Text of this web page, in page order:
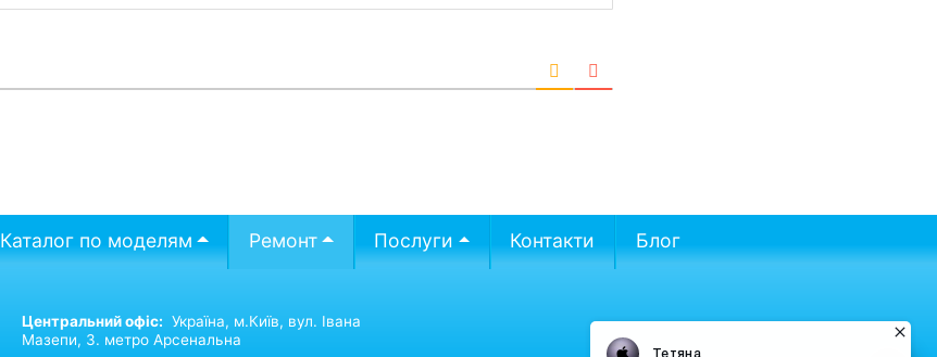
Каталог по моделям Ремонт Послуги Контакти Блог
Центральний офіс: Україна, м.Київ, вул. Івана
Мазепи, 3. метро Арсенальна